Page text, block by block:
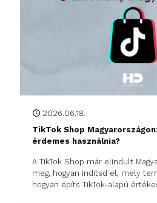
2026.06.18.
TikTok Shop
érdemes használnia?
A TikTok Shop már elindult
meg, hogyan indítsd el, mely
hogyan építs TikTok-alapú